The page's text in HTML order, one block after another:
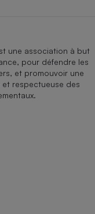
une association à but
pour défendre les
et promouvoir une
respectueuse des